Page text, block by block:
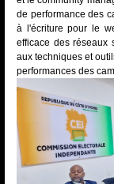
de performance des
à l'écriture pour le
efficace des réseaux
aux techniques et
performances des